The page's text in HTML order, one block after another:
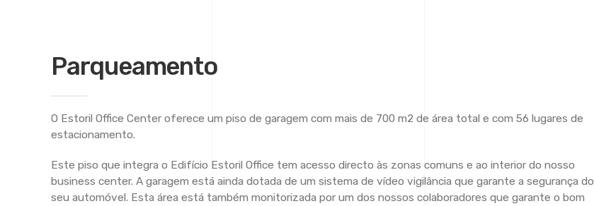
Parqueamento
O Estoril Office Center oferece um piso de garagem com mais de 700 m2 de área total e com 56 lugares de
estacionamento.
Este piso que integra o Edifício Estoril Office tem acesso directo às zonas comuns e ao interior do nosso
business center. A garagem está ainda dotada de um sistema de vídeo vigilância que garante a segurança do
seu automóvel. Esta área está também monitorizada por um dos nossos colaboradores que garante o bom